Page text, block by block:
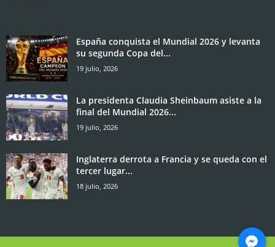
España conquista el Mundial 2026 y levanta
su segunda Copa del...
19 julio, 2026
La presidenta Claudia Sheinbaum asiste a la
final del Mundial 2026...
19 julio, 2026
Inglaterra derrota a Francia y se queda con el
tercer lugar...
18 julio, 2026